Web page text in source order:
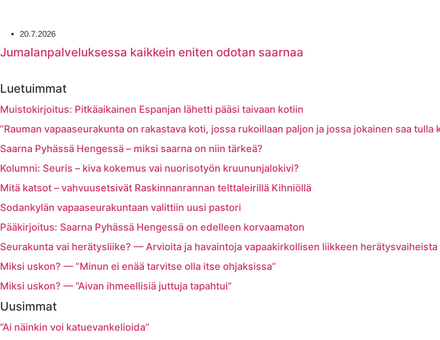
20.7.2026
Jumalanpalveluksessa kaikkein eniten odotan saarnaa
Luetuimmat
Muistokirjoitus: Pitkäaikainen Espanjan lähetti pääsi taivaan kotiin
”Rauman vapaaseurakunta on rakastava koti, jossa rukoillaan paljon ja jossa jokainen saa tulla
Saarna Pyhässä Hengessä – miksi saarna on niin tärkeä?
Kolumni: Seuris – kiva kokemus vai nuorisotyön kruununjalokivi?
Mitä katsot – vahvuusetsivät Raskinnanrannan telttaleirillä Kihniöllä
Sodankylän vapaaseurakuntaan valittiin uusi pastori
Pääkirjoitus: Saarna Pyhässä Hengessä on edelleen korvaamaton
Seurakunta vai herätysliike? — Arvioita ja havaintoja vapaakirkollisen liikkeen
Miksi uskon? — ”Minun ei enää tarvitse olla itse ohjaksissa”
Miksi uskon? — ”Aivan ihmeellisiä juttuja tapahtui”
Uusimmat
”Ai näinkin voi katuevankelioida”